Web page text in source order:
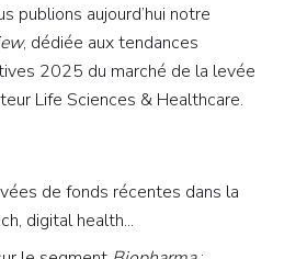
publions aujourd’hui notre
, dédiée aux tendances
2025 du marché de la levée
Life Sciences & Healthcare.
de fonds récentes dans la
digital health...